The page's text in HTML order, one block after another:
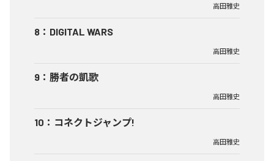
高田雅史
8 ： DIGITAL WARS
高田雅史
9 ： 勝者の凱歌
高田雅史
10 ： コネクトジャンプ!
高田雅史